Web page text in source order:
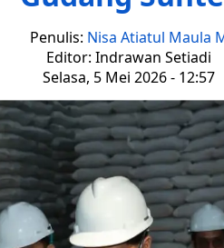
Penulis: Nisa Atiatul Maula
Editor: Indrawan Setiadi
Selasa, 5 Mei 2026 - 12:57